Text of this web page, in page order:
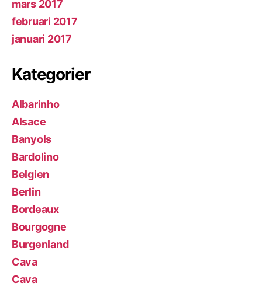
mars 2017
februari 2017
januari 2017
Kategorier
Albarinho
Alsace
Banyols
Bardolino
Belgien
Berlin
Bordeaux
Bourgogne
Burgenland
Cava
Cava